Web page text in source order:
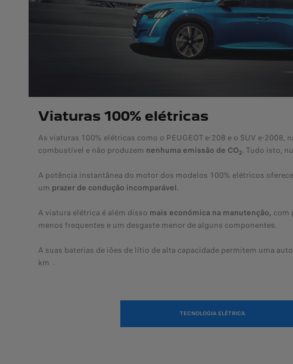
Viaturas 100% elétricas
As viaturas 100% elétricas como o PEUGEOT e-208 e o SUV e-2008,
combustível e não produzem nenhuma emissão de CO2. Tudo isto,
A potência instantânea do motor dos modelos 100% elétricos
um prazer de condução incomparável.
A viatura elétrica é além disso mais económica na manutenção, com
menos frequentes e um desgaste menor de alguns componentes.
A suas baterias de iões de lítio de alta capacidade permitem uma
km .​
TECNOLOGIA ELÉTRICA